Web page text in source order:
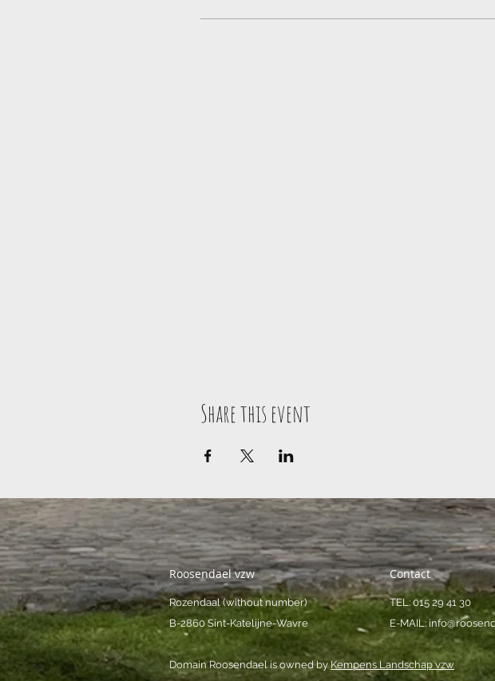
Share this event
Roosendael vzw Contact
Rozendaal (without number)
B-2860 Sint-Katelijne-Wavre
Domain Roosendael is owned byKempens Landschap vzw
TEL: 015 29 41 30
E-MAIL: